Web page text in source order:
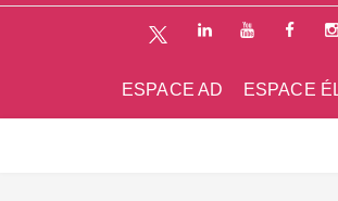
ESPACE
ESPACE AD